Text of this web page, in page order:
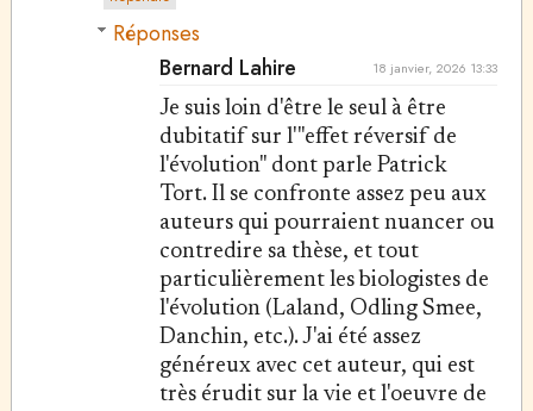
Réponses
Bernard Lahire
18 janvier, 2026 13:33
Je suis loin d'être le seul à être
dubitatif sur l'"effet réversif de
l'évolution" dont parle Patrick
Tort. Il se confronte assez peu aux
auteurs qui pourraient nuancer ou
contredire sa thèse, et tout
particulièrement les biologistes de
l'évolution (Laland, Odling Smee,
Danchin, etc.). J'ai été assez
généreux avec cet auteur, qui est
très érudit sur la vie et l'oeuvre de